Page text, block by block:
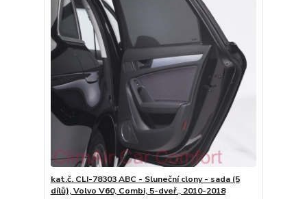
kat.č. CLI-78303 ABC - Sluneční clony - sada (5
dílů), Volvo V60, Combi, 5-dveř., 2010-2018